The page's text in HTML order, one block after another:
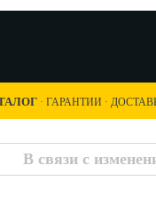
· ГАРАНТИИ ·
В связи с